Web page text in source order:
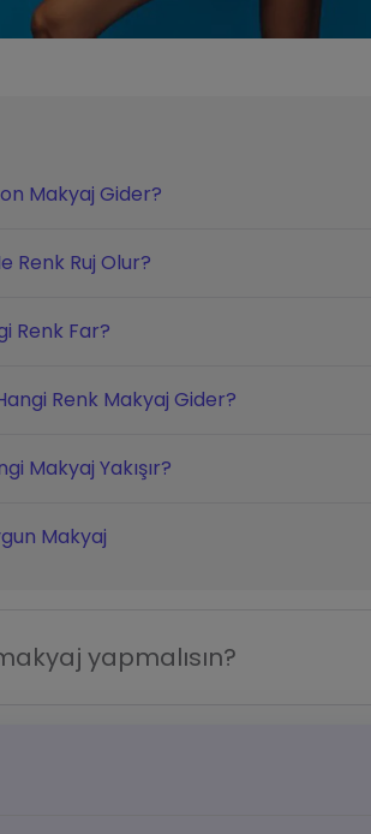
Makyaj Gider?
Renk Ruj Olur?
Renk Far?
Renk Makyaj Gider?
Makyaj Yakışır?
Makyaj
yapmalısın?